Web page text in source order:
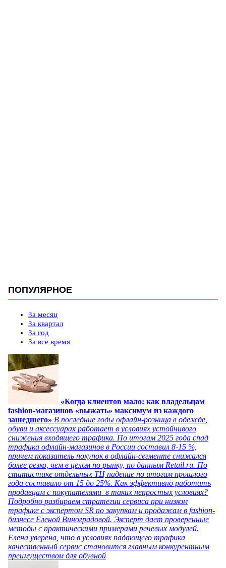
ПОПУЛЯРНОЕ
За месяц
За квартал
За год
За все время
«Когда клиентов мало: как владельцам
fashion-магазинов «выжать» максимум из каждого
зашедшего» В последние годы офлайн-розница в одежде,
обуви и аксессуарах работает в условиях устойчивого
снижения входящего трафика. По итогам 2025 года спад
трафика офлайн-магазинов в России составил 8-15 %,
причем показатель покупок в офлайн-сегменте снижался
более резко, чем в целом по рынку, по данным Retail.ru. По
статистике отдельных ТЦ падение по итогам прошлого
года составило от 15 до 25%. Как эффективно работать
продавцам с покупателями в таких непростых условиях?
Подробно разбираем стратегии сервиса при низком
трафике с экспертом SR по закупкам и продажам в fashion-
бизнесе Еленой Виноградовой. Эксперт дает проверенные
методы с практическими примерами речевых модулей.
Елена уверена, что в условиях падающего трафика
качественный сервис становится главным конкурентным
преимуществом для обувной